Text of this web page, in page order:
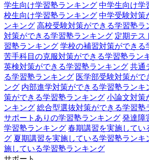
学生向け学習塾ランキング 中学生向け学
校生向け学習塾ランキング 中学受験対策
ンキング 高校受験対策ができる学習塾ラ
対策ができる学習塾ランキング 定期テス
習塾ランキング 学校の補習対策ができる
苦手科目の克服対策ができる学習塾ラン
英検対策ができる学習塾ランキング 共通
る学習塾ランキング 医学部受験対策がで
ング 内部進学対策ができる学習塾ランキ
策ができる学習塾ランキング 小論文対策
ンキング 総合型選抜対策ができる学習塾
サポートありの学習塾ランキング 発達障
学習塾ランキング 春期講習を実施してい
グ 夏期講習を実施している学習塾ランキ
施している学習塾ランキング